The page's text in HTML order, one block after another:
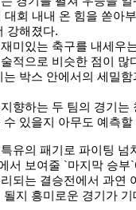
대회 내내 온 힘을 쏟아
강해졌다.
미있는 축구를 내세우
적으로 비슷한 점이 많
는 박스 안에서의 세밀
향하는 두 팀의 경기는
수 있을지 아무도 예측할
유의 패기로 파이팅 넘
서 보여줄 `마지막 승
되는 결승전에서 과연
될지 흥미로운 경기가 기